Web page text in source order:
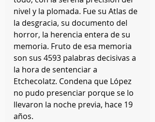
nivel y la plomada. Fue su Atlas de
la desgracia, su documento del
horror, la herencia entera de su
memoria. Fruto de esa memoria
son sus 4593 palabras decisivas a
la hora de sentenciar a
Etchecolatz. Condena que López
no pudo presenciar porque se lo
llevaron la noche previa, hace 19
años.